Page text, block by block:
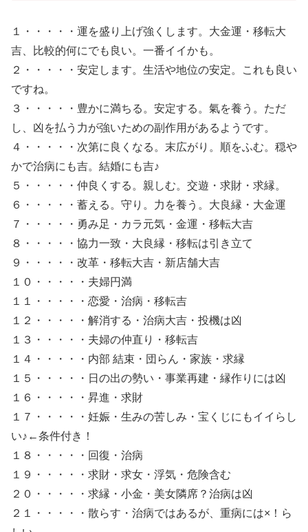
１・・・・・運を盛り上げ強くします。大金運・移転大
吉、比較的何にでも良い。一番イイかも。
２・・・・・安定します。生活や地位の安定。これも良い
ですね。
３・・・・・豊かに満ちる。安定する。氣を養う。ただ
し、凶を払う力が強いための副作用があるようです。
４・・・・・次第に良くなる。末広がり。順をふむ。穏や
かで治病にも吉。結婚にも吉♪
５・・・・・仲良くする。親しむ。交遊・求財・求縁。
６・・・・・蓄える。守り。力を養う。大良縁・大金運
７・・・・・勇み足・カラ元気・金運・移転大吉
８・・・・・協力一致・大良縁・移転は引き立て
９・・・・・改革・移転大吉・新店舗大吉
１０・・・・・夫婦円満
１１・・・・・恋愛・治病・移転吉
１２・・・・・解消する・治病大吉・投機は凶
１３・・・・・夫婦の仲直り・移転吉
１４・・・・・内部 結束・団らん・家族・求縁
１５・・・・・日の出の勢い・事業再建・縁作りには凶
１６・・・・・昇進・求財
１７・・・・・妊娠・生みの苦しみ・宝くじにもイイらし
い♪←条件付き！
１８・・・・・回復・治病
１９・・・・・求財・求女・浮気・危険含む
２０・・・・・求縁・小金・美女隣席？治病は凶
２１・・・・・散らす・治病ではあるが、重病には×！ら